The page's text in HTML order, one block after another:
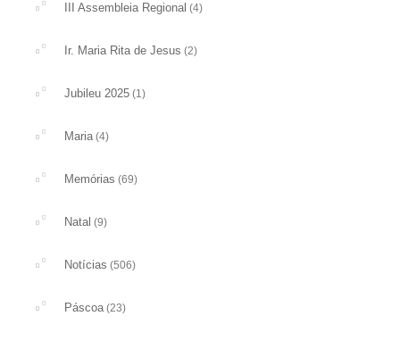
III Assembleia Regional (4)
Ir. Maria Rita de Jesus (2)
Jubileu 2025 (1)
Maria(4)
Memórias (69)
Natal (9)
Notícias (506)
Páscoa(23)